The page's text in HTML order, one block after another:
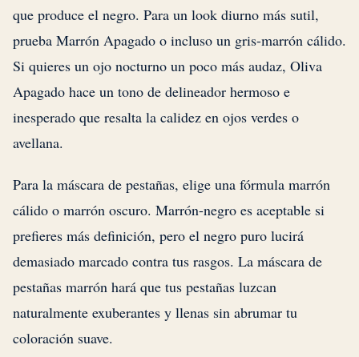
que produce el negro. Para un look diurno más sutil,
prueba Marrón Apagado o incluso un gris-marrón cálido.
Si quieres un ojo nocturno un poco más audaz, Oliva
Apagado hace un tono de delineador hermoso e
inesperado que resalta la calidez en ojos verdes o
avellana.
Para la máscara de pestañas, elige una fórmula marrón
cálido o marrón oscuro. Marrón-negro es aceptable si
prefieres más definición, pero el negro puro lucirá
demasiado marcado contra tus rasgos. La máscara de
pestañas marrón hará que tus pestañas luzcan
naturalmente exuberantes y llenas sin abrumar tu
coloración suave.